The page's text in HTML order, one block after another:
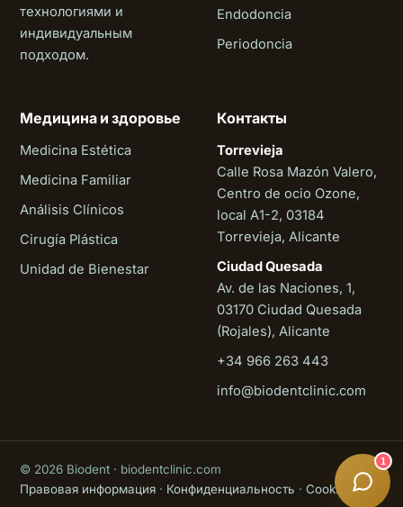
технологиями и
индивидуальным
подходом.
Endodoncia
Periodoncia
Медицина и здоровье
Medicina Estética
Medicina Familiar
Análisis Clínicos
Cirugía Plástica
Unidad de Bienestar
Контакты
Torrevieja
Calle Rosa Mazón Valero,
Centro de ocio Ozone,
local A1-2, 03184
Torrevieja, Alicante
Ciudad Quesada
Av. de las Naciones, 1,
03170 Ciudad Quesada
(Rojales), Alicante
+34 966 263 443
info@biodentclinic.com
© 2026 Biodent · biodentclinic.com
Правовая информация · Конфиденциальность · Cookies
1